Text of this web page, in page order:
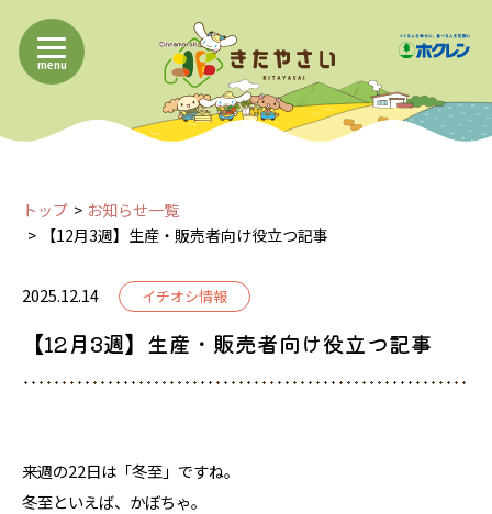
menu
トップ
お知らせ一覧
【12月3週】生産・販売者向け役立つ記事
2025.12.14 イチオシ情報
【12月3週】生産・販売者向け役立つ記事
来週の22日は「冬至」ですね。
冬至といえば、かぼちゃ。